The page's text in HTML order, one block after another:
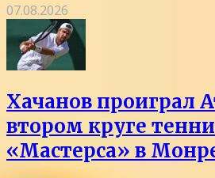
07.08.2026
Хачанов проиграл
втором круге
«Мастерса» в